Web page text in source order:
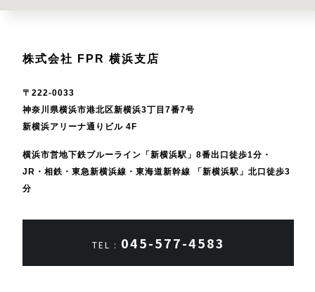
株式会社 FPR 横浜支店
〒222-0033
神奈川県横浜市港北区新横浜3丁目7番7号
新横浜アリーナ通りビル 4F
横浜市営地下鉄ブルーライン「新横浜駅」8番出口徒歩1分 ・
JR・相鉄・東急新横浜線・東海道新幹線 「新横浜駅」北口徒歩3
分
TEL : 045-577-4583